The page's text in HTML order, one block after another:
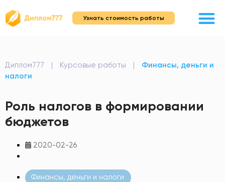
Узнать стоимость работы
Диплом777 | Курсовые работы |
Финансы, деньги и
налоги
Роль налогов в формировании
бюджетов
2020-02-26
Финансы, деньги и налоги